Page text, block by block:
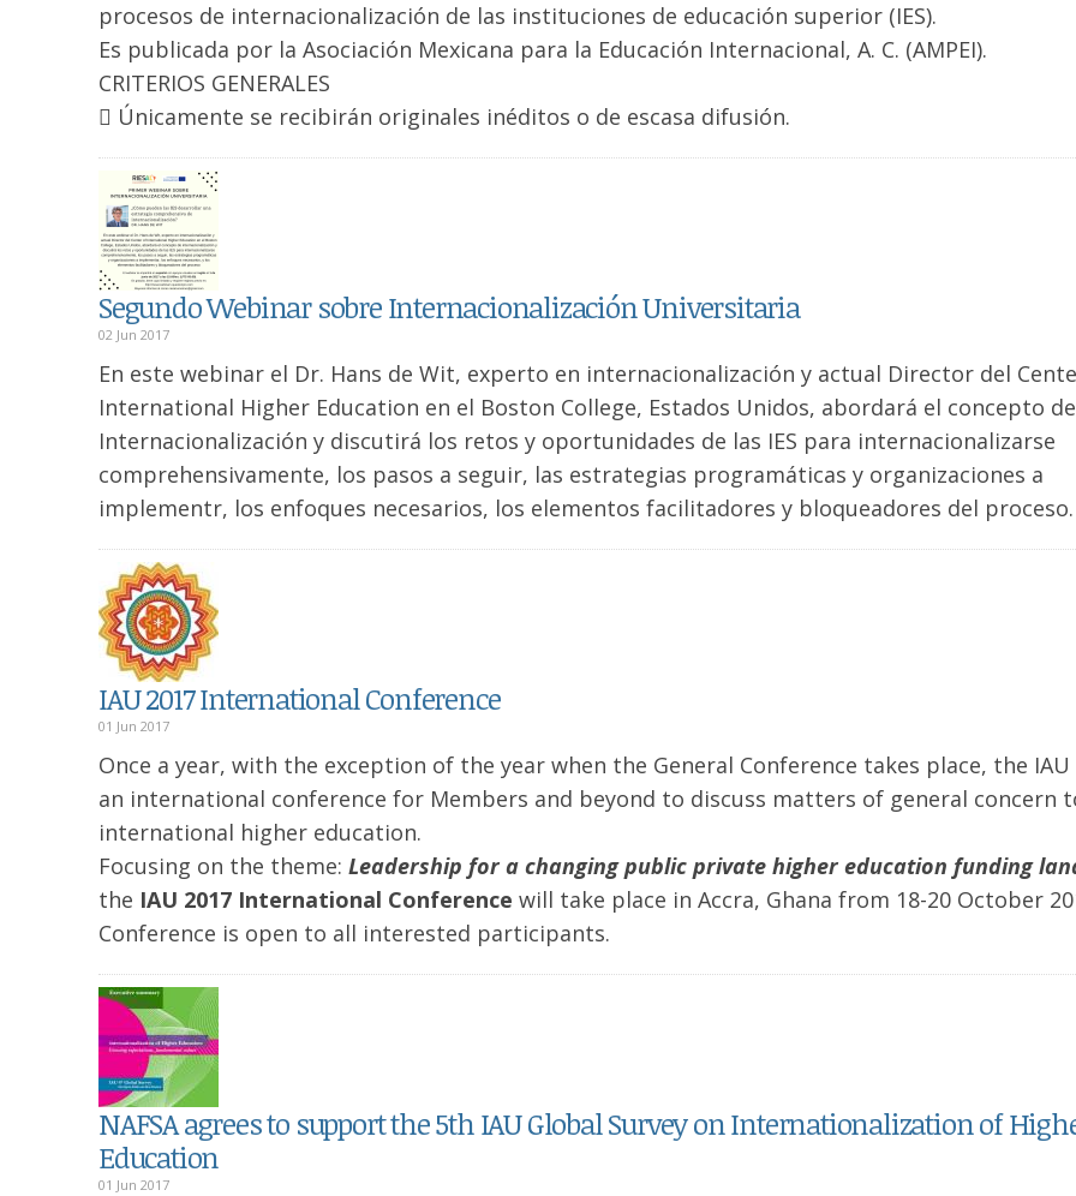
procesos de internacionalización de las instituciones de educación superior (IES).
Es publicada por la Asociación Mexicana para la Educación Internacional, A. C. (AMPEI).
CRITERIOS GENERALES
 Únicamente se recibirán originales inéditos o de escasa difusión.
Segundo Webinar sobre Internacionalización Universitaria
02 Jun 2017
En este webinar el Dr. Hans de Wit, experto en internacionalización y actual Director del
International Higher Education en el Boston College, Estados Unidos, abordará el concepto de
Internacionalización y discutirá los retos y oportunidades de las IES para internacionalizarse
comprehensivamente, los pasos a seguir, las estrategias programáticas y organizaciones a
implementr, los enfoques necesarios, los elementos facilitadores y bloqueadores del proceso.
IAU 2017 International Conference
01 Jun 2017
Once a year, with the exception of the year when the General Conference takes place, the
an international conference for Members and beyond to discuss matters of general concern
international higher education.
Focusing on the theme: Leadership for a changing public private higher education funding
the IAU 2017 International Conference will take place in Accra, Ghana from 18-20 October
Conference is open to all interested participants.
NAFSA agrees to support the 5th IAU Global Survey on Internationalization of
Education
01 Jun 2017